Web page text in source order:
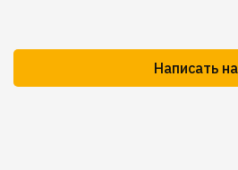
Написать